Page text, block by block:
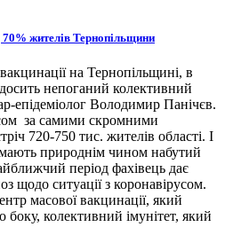
жителів Тернопільщини
на Тернопільщині, в
непоганий колективний
епідеміолог Володимир Панічєв.
за самими скромними
720-750 тис. жителів області. І
природнім чином набутий
період фахівець дає
щодо ситуації з коронавірусом.
масової вакцинації, який
боку, колективний імунітет, який